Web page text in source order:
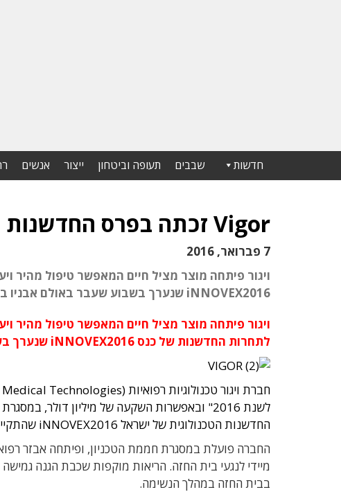
חדשות שבבים תעופה וביטחון ייצור אנשים
Vigor זכתה בפרס החדשנות של iNNOVEX2016
7 פברואר, 2016
iNNOVEX2016 שנערך בשבוע שעבר באולם אבניו בקרית שדה התעופה
לתחרות החדשנות של כנס iNNOVEX2016 שנערך בשבוע שעבר באולם אבניו בקרית שדה התעופה
חברת ויגור טכנולוגיות רפואיות (Technologies
החדשנות הטכנולוגית של ישראל iNNOVEX2016 שהתקיים במתחם אבניו בקרית שדה התעופה.
החברה פועלת במסגרת חממת הטכניון, ופיתחה אבזר
מיידי לנגעי בית החזה. הריאות מוקפות שכבת הגנה
בבית החזה במהלך הנשימה.